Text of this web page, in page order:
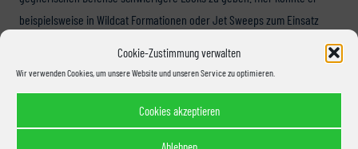
Cookie-Zustimmung verwalten
Wir verwenden Cookies, um unsere Website und unseren Service zu optimieren.
Cookies akzeptieren
beispielsweise in Wildcat Formationen oder Jet Sweeps zum Einsatz
Defense Probleme bereiten kann. Er wird kein Outside Receiver im
Aufgrund seiner Körpergröße und seinen Problemen physische